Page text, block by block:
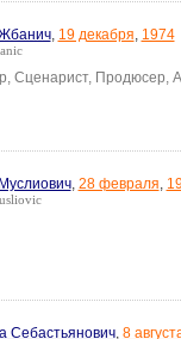
, 19 декабря, 1974
Сценарист, Продюсер,
, 28 февраля,
Себастьянович, 8